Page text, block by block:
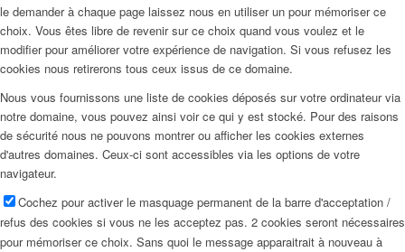
le demander à chaque page laissez nous en utiliser un pour mémoriser ce
choix. Vous êtes libre de revenir sur ce choix quand vous voulez et le
modifier pour améliorer votre expérience de navigation. Si vous refusez les
cookies nous retirerons tous ceux issus de ce domaine.
Nous vous fournissons une liste de cookies déposés sur votre ordinateur via
notre domaine, vous pouvez ainsi voir ce qui y est stocké. Pour des raisons
de sécurité nous ne pouvons montrer ou afficher les cookies externes
d'autres domaines. Ceux-ci sont accessibles via les options de votre
navigateur.
Cochez pour activer le masquage permanent de la barre d'acceptation /
refus des cookies si vous ne les acceptez pas. 2 cookies seront nécessaires
pour mémoriser ce choix. Sans quoi le message apparaitrait à nouveau à